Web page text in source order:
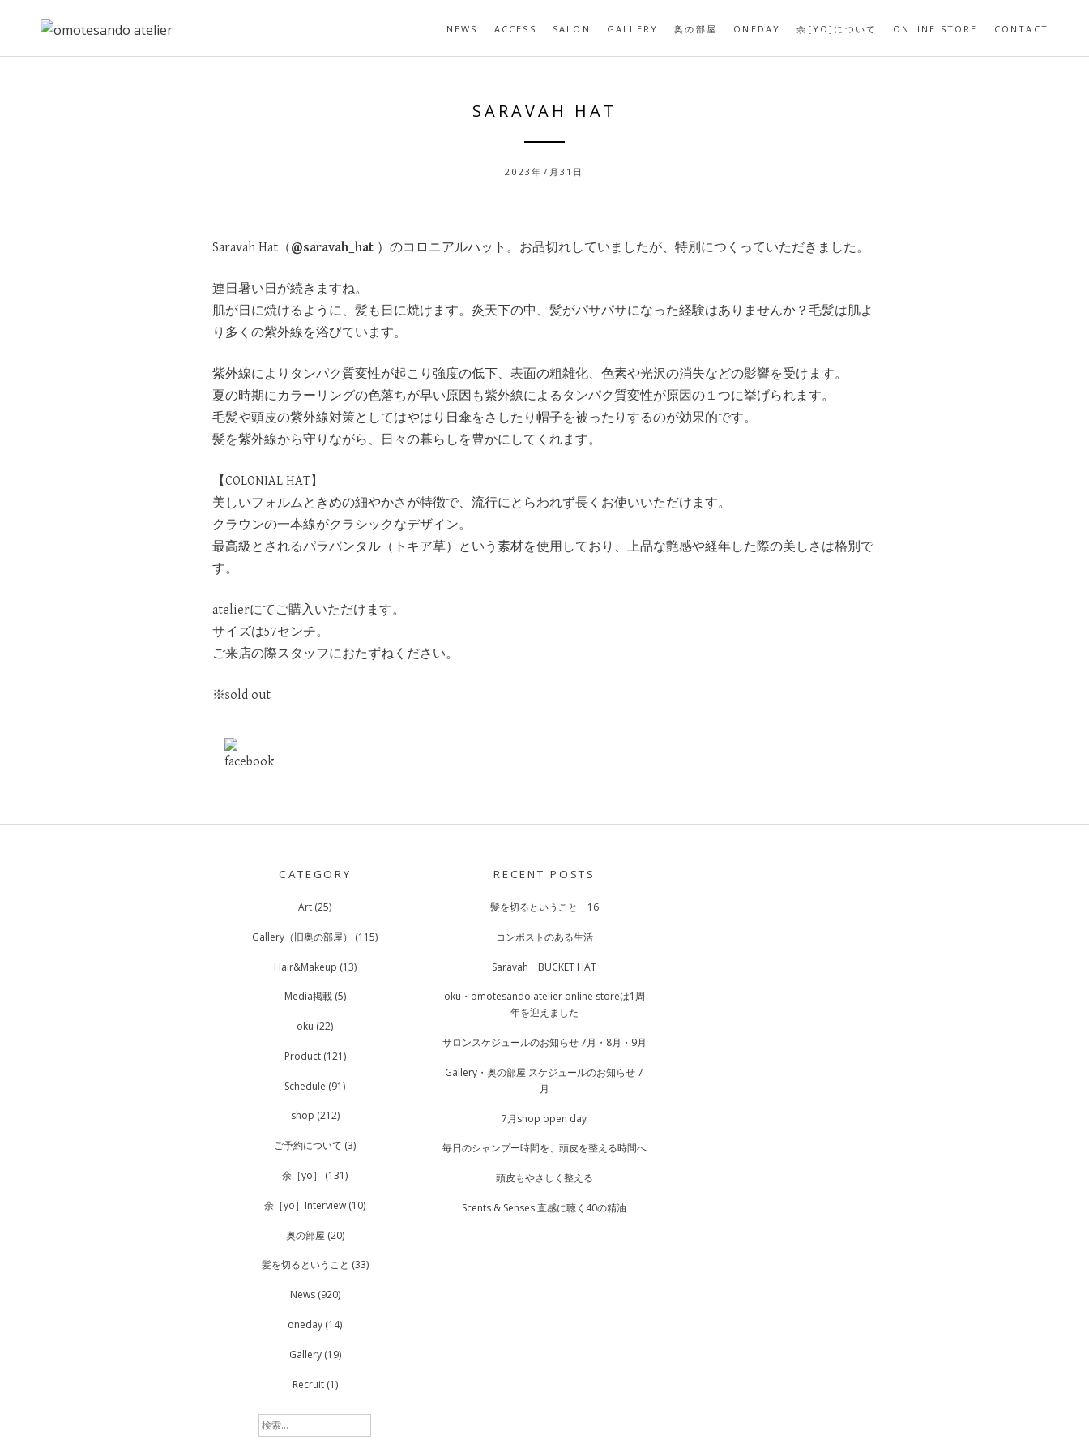
content
NEWS ACCESS SALON GALLERY 奥の部屋 ONEDAY 余[YO]について ONLINE STORE CONTACT
SARAVAH HAT
2023年7月31日
Saravah Hat（@saravah_hat ）のコロニアルハット。お品切れしていましたが、特別につくっていただきました。
連日暑い日が続きますね。
肌が日に焼けるように、髪も日に焼けます。炎天下の中、髪がパサパサになった経験はありませんか？毛髪は肌よ
り多くの紫外線を浴びています。
紫外線によりタンパク質変性が起こり強度の低下、表面の粗雑化、色素や光沢の消失などの影響を受けます。
夏の時期にカラーリングの色落ちが早い原因も紫外線によるタンパク質変性が原因の１つに挙げられます。
毛髪や頭皮の紫外線対策としてはやはり日傘をさしたり帽子を被ったりするのが効果的です。
髪を紫外線から守りながら、日々の暮らしを豊かにしてくれます。
【COLONIAL HAT】
美しいフォルムときめの細やかさが特徴で、流行にとらわれず長くお使いいただけます。
クラウンの一本線がクラシックなデザイン。
最高級とされるパラバンタル（トキア草）という素材を使用しており、上品な艶感や経年した際の美しさは格別で
す。
atelierにてご購入いただけます。
サイズは57センチ。
ご来店の際スタッフにおたずねください。
※sold out
CATEGORY
Art (25)
Gallery（旧奥の部屋） (115)
Hair&Makeup (13)
Media掲載(5)
oku (22)
Product(121)
Schedule (91)
shop (212)
ご予約について (3)
余［yo］ (131)
余［yo］Interview (10)
奥の部屋 (20)
髪を切るということ (33)
News(920)
oneday (14)
Gallery(19)
Recruit(1)
検
索:
RECENT POSTS
髪を切るということ 16
コンポストのある生活
Saravah BUCKET HAT
oku・omotesando atelier online storeは1周
年を迎えました
サロンスケジュールのお知らせ 7月・8月・9月
Gallery・奥の部屋 スケジュールのお知らせ 7
月
7月shop open day
毎日のシャンプー時間を、頭皮を整える時間へ
頭皮もやさしく整える
Scents & Senses 直感に聴く40の精油